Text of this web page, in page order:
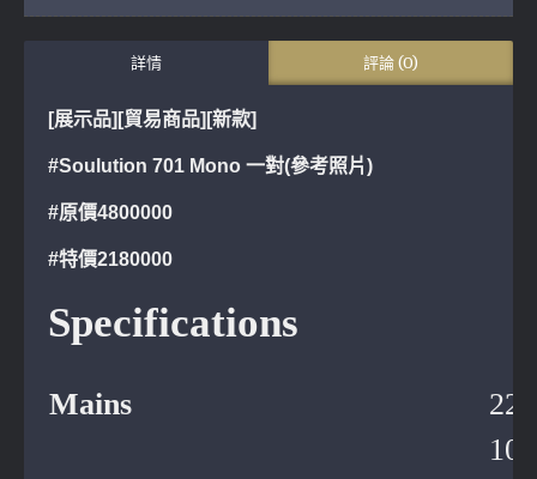
詳情 評論 (0)
[展示品][貿易商品] [新款]
#Soulution 701 Mono 一對(參考照片)
#原價4800000
#特價2180000
Specifications
Mains